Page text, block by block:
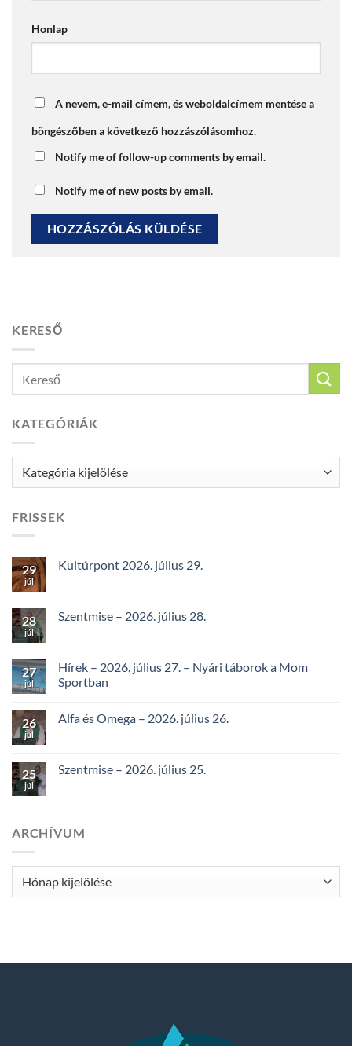
Honlap
A nevem, e-mail címem, és weboldalcímem mentése a
böngészőben a következő hozzászólásomhoz.
Notify me of follow-up comments by email.
Notify me of new posts by email.
KERESŐ
KATEGÓRIÁK
Kategóriák
FRISSEK
29
júl
Kultúrpont 2026. július 29.
28
júl
Szentmise – 2026. július 28.
27
júl
Hírek – 2026. július 27. – Nyári táborok a Mom
Sportban
26
júl
Alfa és Omega – 2026. július 26.
25
júl
Szentmise – 2026. július 25.
ARCHÍVUM
Archívum